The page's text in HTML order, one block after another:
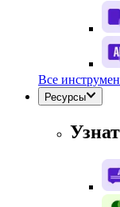
Все
Ресурсы